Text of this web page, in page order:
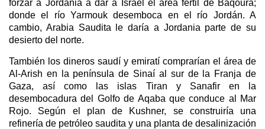
forzar a Jordania a dar a Israel el área fértil de Baqoura;
donde el río Yarmouk desemboca en el río Jordán. A
cambio, Arabia Saudita le daría a Jordania parte de su
desierto del norte.
También los dineros saudí y emiratí comprarían el área de
Al-Arish en la península de Sinaí al sur de la Franja de
Gaza, así como las islas Tiran y Sanafir en la
desembocadura del Golfo de Aqaba que conduce al Mar
Rojo. Según el plan de Kushner, se construiría una
refinería de petróleo saudita y una planta de desalinización